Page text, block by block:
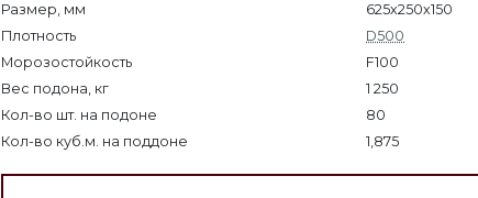
Размер, мм
625х250х150
Плотность
D500
Морозостойкость
F100
Вес подона, кг
1 250
Кол-во шт. на подоне
80
Кол-во куб.м. на поддоне
1,875